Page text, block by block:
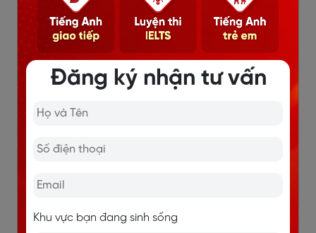
Lộ trình cá nhân hóa, coaching 1-1 cùng chuyên
gia.
Thi thử chuẩn thi thật, phân tích điểm mạnh - yếu
rõ ràng.
Đăng ký nhận tư vấn
Khu vực bạn đang sinh sống